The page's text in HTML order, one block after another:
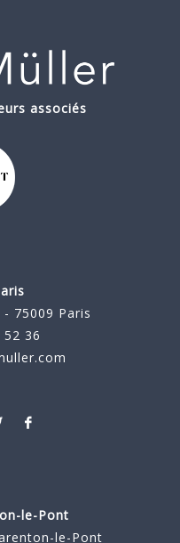
associés
75009 Paris
36
le-Pont
le-Pont